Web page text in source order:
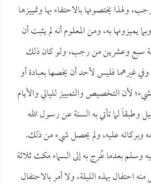
ولهذا يختصونها بالاحتفاء بها وتمييزها
يميزونها به، ومن المعلوم أنه لم يثبت أن
سبع وعشرين من رجب، ولو كان ذلك
غيرهما فليس لأحد أن يخصها بعبادة أو
لأن التخصيص والتمييز لليالي والأيام
وطبقاً لما تأتي به السنة عن رسول الله
وبركاته عليه، ولم يحصل شيء من ذلك.
وسلم بعدما عُرج به إلى السماء مكث ثلاثة
احتفال بهذه الليلة، ولا أمر بالاحتفال